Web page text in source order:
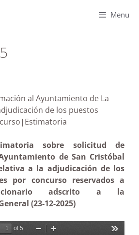
Menu
al Ayuntamiento de La
de los puestos
sobre solicitud de
de San Cristóbal
a la adjudicación de los
por concurso reservados a
adscrito a la
(23-12-2025)